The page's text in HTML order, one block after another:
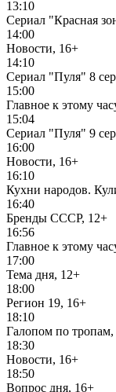
13:10
Сериал "Красная
14:00
Новости, 16+
14:10
Сериал "Пуля" 8
15:00
Главное к этому
15:04
Сериал "Пуля" 9
16:00
Новости, 16+
16:10
Кухни народов.
16:40
Бренды СССР, 12+
16:56
Главное к этому
17:00
Тема дня, 12+
18:00
Регион 19, 16+
18:10
Галопом по тропам,
18:30
Новости, 16+
18:50
Вопрос дня, 16+